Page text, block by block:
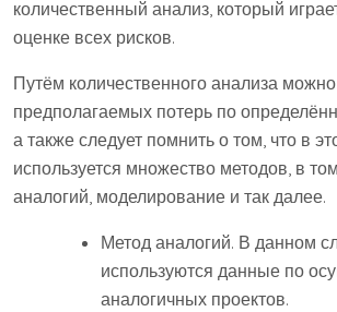
количественный анализ, который
оценке всех рисков.
Путём количественного анализа
предполагаемых потерь по
а также следует помнить о том, что в
используется множество методов, в
аналогий, моделирование и так далее.
Метод аналогий. В данном
используются данные по
аналогичных проектов.